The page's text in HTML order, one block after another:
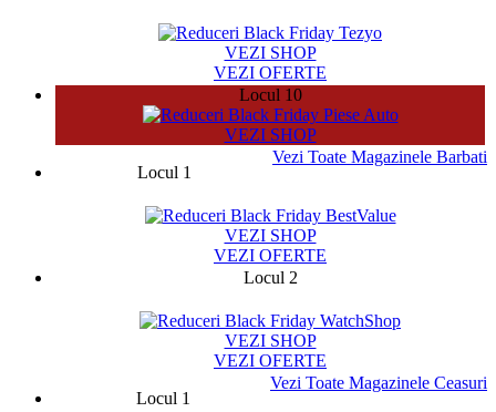
VEZI SHOP
VEZI OFERTE
Locul 10
VEZI SHOP
Vezi Toate Magazinele Barbati
Locul 1
VEZI SHOP
VEZI OFERTE
Locul 2
VEZI SHOP
VEZI OFERTE
Vezi Toate Magazinele Ceasuri
Locul 1